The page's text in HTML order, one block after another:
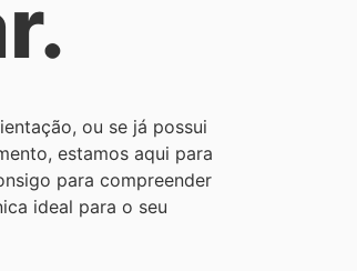
ou se já possui
estamos aqui para
para compreender
ideal para o seu